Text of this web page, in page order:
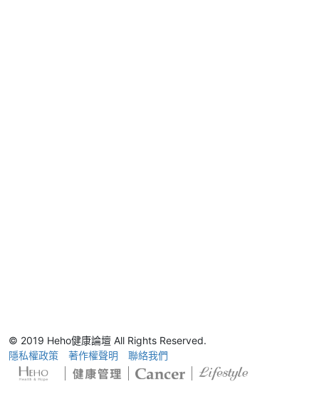
© 2019 Heho健康論壇 All Rights Reserved.
隱私權政策
著作權聲明 聯絡我們